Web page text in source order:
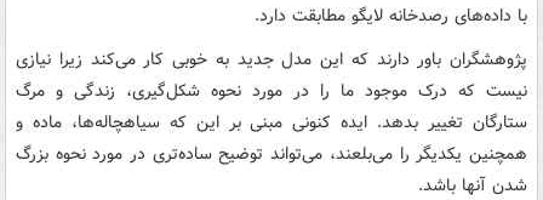
با داده‌های رصدخانه لایگو مطابقت دارد.
پژوهشگران باور دارند که این مدل جدید به خوبی کار می‌کند زیرا نیازی
نیست که درک موجود ما را در مورد نحوه شکل‌گیری، زندگی و مرگ
ستارگان تغییر بدهد. ایده کنونی مبنی بر این که سیاهچاله‌ها، ماده و
همچنین یکدیگر را می‌بلعند، می‌تواند توضیح ساده‌تری در مورد نحوه بزرگ
شدن آنها باشد.